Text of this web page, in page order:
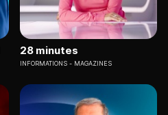
28 minutes
INFORMATIONS MAGAZINES